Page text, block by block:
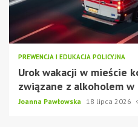
PREWENCJA I EDUKACJA POLICYJNA
Urok wakacji w mieście
związane z alkoholem
Joanna Pawłowska 18 lipca 2026